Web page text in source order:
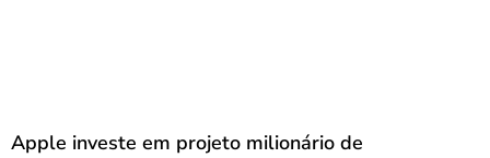
Apple investe em projeto milionário de